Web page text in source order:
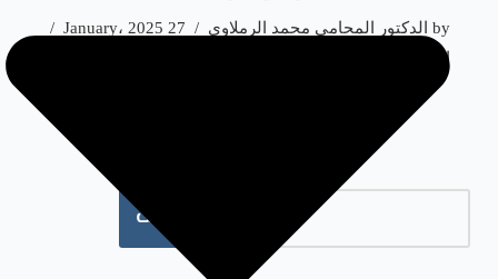
by الدكتور المحامي محمد الرملاوي
27 January، 2025
الابتزاز الالكتروني في دبي
بحث